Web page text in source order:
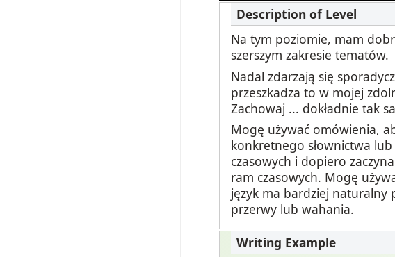
Na tym poziomie, mam
szerszym zakresie tematów.
Nadal zdarzają się
przeszkadza to w mojej
Zachowaj ... dokładnie tak
Mogę używać omówienia,
konkretnego słownictwa
czasowych i dopiero
ram czasowych. Mogę
język ma bardziej naturalny
przerwy lub wahania.